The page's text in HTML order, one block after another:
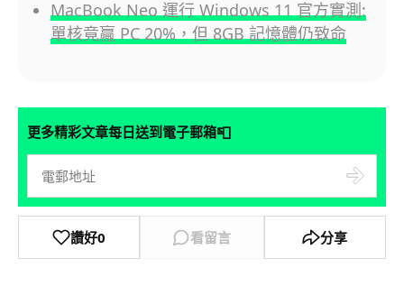
MacBook Neo 運行 Windows 11 官方實測:
單核竟贏 PC 20%，但 8GB 記憶體仍致命
更多精彩文章每日送到電子郵箱📮
讚好0 看留言 分享